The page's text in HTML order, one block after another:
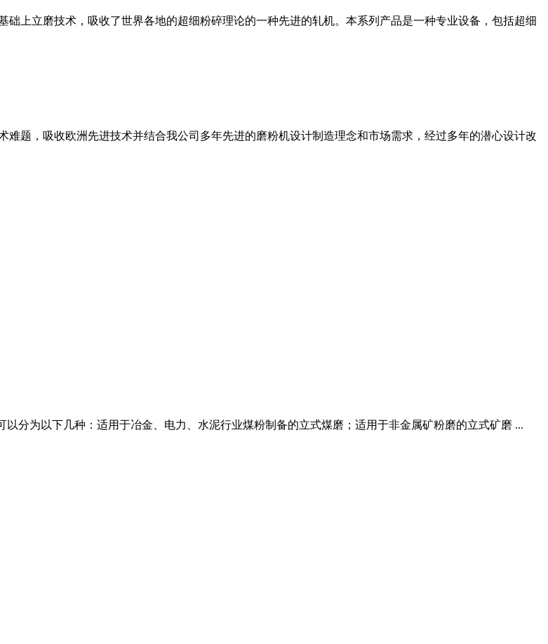
上立磨技术，吸收了世界各地的超细粉碎理论的一种先进的轧机。本系列产品是一种专业设备，包括超细
题，吸收欧洲先进技术并结合我公司多年先进的磨粉机设计制造理念和市场需求，经过多年的潜心设计改
分为以下几种：适用于冶金、电力、水泥行业煤粉制备的立式煤磨；适用于非金属矿粉磨的立式矿磨 ...